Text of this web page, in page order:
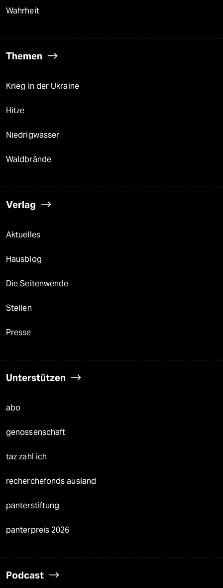
Wahrheit
Themen
Krieg in der Ukraine
Hitze
Niedrigwasser
Waldbrände
Verlag
Aktuelles
Hausblog
Die Seitenwende
Stellen
Presse
Unterstützen
abo
genossenschaft
taz zahl ich
recherchefonds ausland
panterstiftung
panterpreis 2026
Podcast